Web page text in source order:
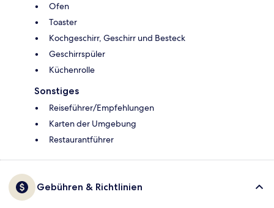
Ofen
Toaster
Kochgeschirr, Geschirr und Besteck
Geschirrspüler
Küchenrolle
Sonstiges
Reiseführer/Empfehlungen
Karten der Umgebung
Restaurantführer
Gebühren & Richtlinien